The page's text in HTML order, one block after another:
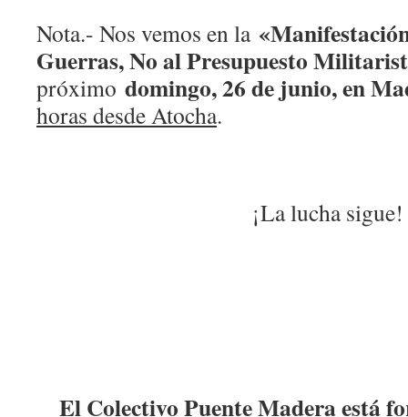
Nota.- Nos vemos en la
Guerras, No al Presupuesto
próximo domingo, 26 de junio, en
horas desde Atocha.
¡La lucha sigue!
El Colectivo Puente Madera está